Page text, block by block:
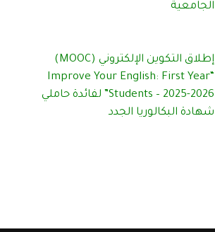
الجامعية
إطلاق التكوين الإلكتروني (MOOC)
“Improve Your English: First Year
Students – 2025-2026” لفائدة حاملي
شهادة البكالوريا الجدد